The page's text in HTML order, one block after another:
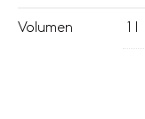
Volumen 1 l